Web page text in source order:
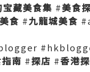
宝藏美食集 #美食
食 #九龍城美食
南 #探店 #香港